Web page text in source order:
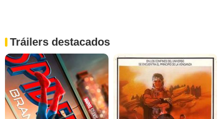
Tráilers destacados